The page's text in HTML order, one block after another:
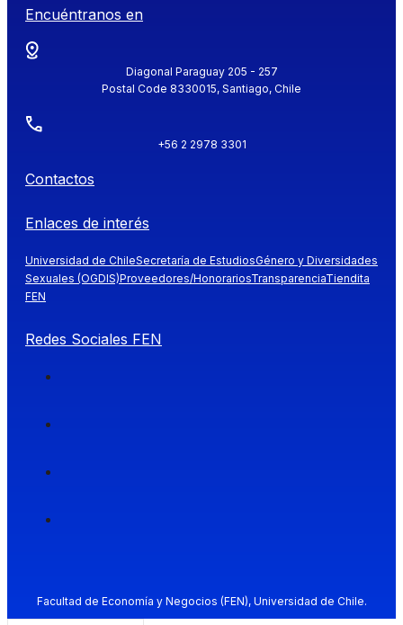
Encuéntranos en
Diagonal Paraguay 205 - 257
Postal Code 8330015, Santiago, Chile
+56 2 2978 3301
Contactos
Enlaces de interés
Universidad de ChileSecretaría de EstudiosGénero y Diversidades
Sexuales (OGDIS)Proveedores/HonorariosTransparenciaTiendita
FEN
Redes Sociales FEN
Facultad de Economía y Negocios (FEN), Universidad de Chile.